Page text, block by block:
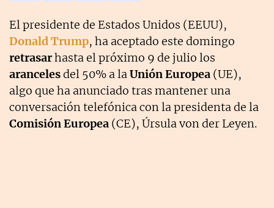
El presidente de Estados Unidos (EEUU),
Donald Trump, ha aceptado este domingo
retrasarhasta el próximo 9 de julio los
arancelesdel 50% a laUnión Europea (UE),
algo que ha anunciado tras mantener una
conversación telefónica con la presidenta de la
Comisión Europea (CE), Úrsula von der Leyen.